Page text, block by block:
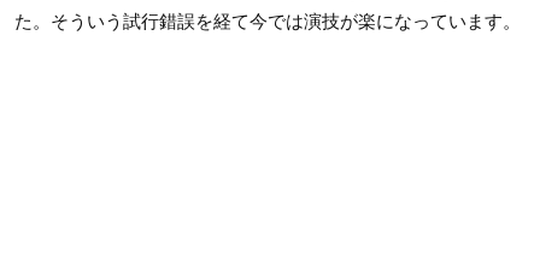
た。そういう試行錯誤を経て今では演技が楽になっています。